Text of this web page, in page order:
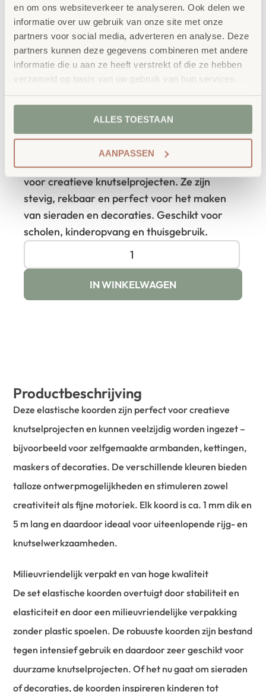
en om ons websiteverkeer te analyseren. Ook delen we
informatie over uw gebruik van onze site met onze
partners voor social media, adverteren en analyse. Deze
partners kunnen deze gegevens combineren met andere
informatie die u aan ze heeft verstrekt of die ze hebben
verzameld op basis van uw gebruik van hun services.
ALLES TOESTAAN
AANPASSEN
Gummikoordenset met
4 stuks, pastel
Deze kleurrijke elastische koorden zijn ideaal
voor creatieve knutselprojecten. Ze zijn
stevig, rekbaar en perfect voor het maken
van sieraden en decoraties. Geschikt voor
scholen, kinderopvang en thuisgebruik.
IN WINKELWAGEN
Productbeschrijving
Deze elastische koorden zijn perfect voor creatieve
knutselprojecten en kunnen veelzijdig worden ingezet –
bijvoorbeeld voor zelfgemaakte armbanden, kettingen,
maskers of decoraties. De verschillende kleuren bieden
talloze ontwerpmogelijkheden en stimuleren zowel
creativiteit als fijne motoriek. Elk koord is ca. 1 mm dik en
5 m lang en daardoor ideaal voor uiteenlopende rijg- en
knutselwerkzaamheden.
Milieuvriendelijk verpakt en van hoge kwaliteit
De set elastische koorden overtuigt door stabiliteit en
elasticiteit en door een milieuvriendelijke verpakking
zonder plastic spoelen. De robuuste koorden zijn bestand
tegen intensief gebruik en daardoor zeer geschikt voor
duurzame knutselprojecten. Of het nu gaat om sieraden
of decoraties, de koorden inspireren kinderen tot